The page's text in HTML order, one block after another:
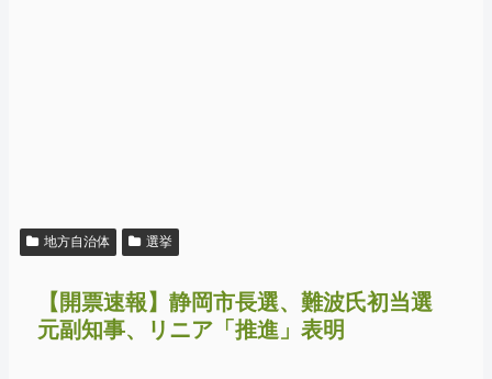
地方自治体 選挙
【開票速報】静岡市長選、難波氏初当選
元副知事、リニア「推進」表明